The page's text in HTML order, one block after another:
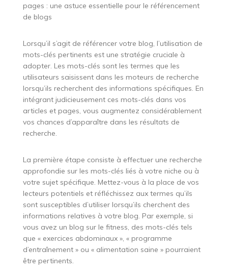
pages : une astuce essentielle pour le référencement
de blogs
Lorsqu’il s’agit de référencer votre blog, l’utilisation de
mots-clés pertinents est une stratégie cruciale à
adopter. Les mots-clés sont les termes que les
utilisateurs saisissent dans les moteurs de recherche
lorsqu’ils recherchent des informations spécifiques. En
intégrant judicieusement ces mots-clés dans vos
articles et pages, vous augmentez considérablement
vos chances d’apparaître dans les résultats de
recherche.
La première étape consiste à effectuer une recherche
approfondie sur les mots-clés liés à votre niche ou à
votre sujet spécifique. Mettez-vous à la place de vos
lecteurs potentiels et réfléchissez aux termes qu’ils
sont susceptibles d’utiliser lorsqu’ils cherchent des
informations relatives à votre blog. Par exemple, si
vous avez un blog sur le fitness, des mots-clés tels
que « exercices abdominaux », « programme
d’entraînement » ou « alimentation saine » pourraient
être pertinents.